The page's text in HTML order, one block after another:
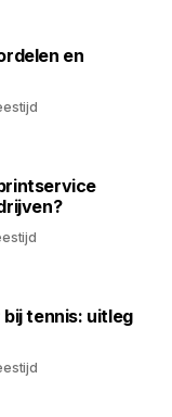
en
tennis: uitleg